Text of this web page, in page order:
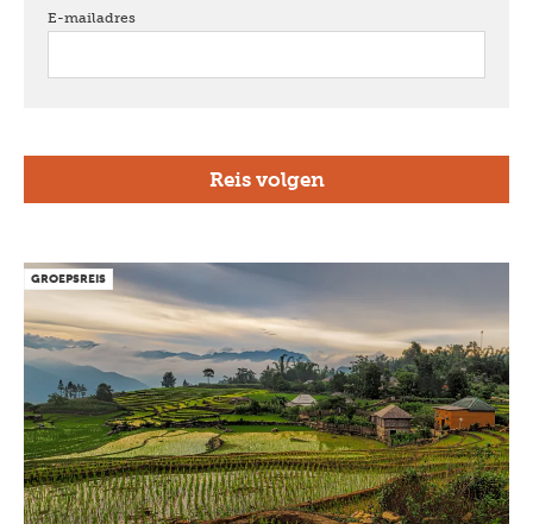
E-mailadres
GROEPSREIS